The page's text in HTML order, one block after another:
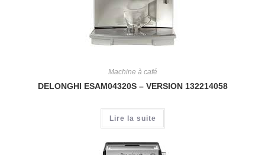
Machine à café
DELONGHI ESAM04320S – VERSION 132214058
Lire la suite